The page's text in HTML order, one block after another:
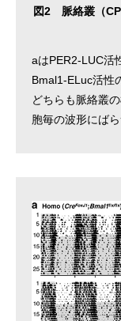
図2 脈絡叢（CP
aはPER2-LUC活
Bmal1-ELuc活性
どちらも脈絡叢
胞毎の波形にば